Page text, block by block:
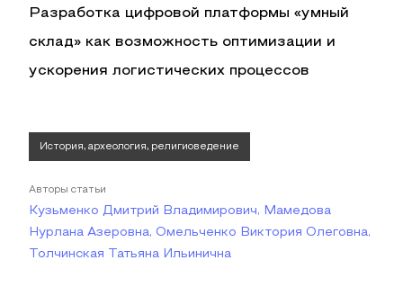
Разработка цифровой платформы «умный
склад» как возможность оптимизации и
ускорения логистических процессов
История, археология, религиоведение
Авторы статьи
Кузьменко Дмитрий Владимирович, Мамедова
Нурлана Азеровна, Омельченко Виктория Олеговна,
Толчинская Татьяна Ильинична